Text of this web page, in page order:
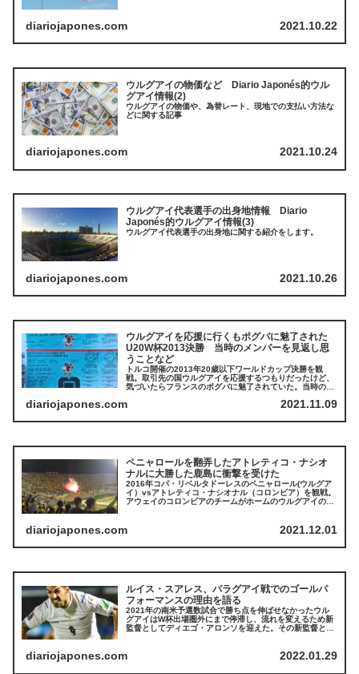
diariojapones.com 2021.10.22
ウルグアイの物価など Diario Japonés的ウル
グアイ情報(2)
ウルグアイの物価や、為替レート、現地での支払い方法な
どに関する記事
diariojapones.com 2021.10.24
ウルグアイ代表選手の出身地情報 Diario
Japonés的ウルグアイ情報(3)
ウルグアイ代表選手の出身地に関する紹介をします。
diariojapones.com 2021.10.26
ウルグアイを応援に行くもポグバに魅了された
U20W杯2013決勝 当時のメンバーを見返し思
うことなど
トルコ開催の2013年20歳以下ワールドカップ決勝を観
戦。取引先の国ウルグアイを応援するつもりだったけど、
気づいたらフランスのポグバに魅了されていた。当時のメ
しているわけでないことに気づく。
diariojapones.com 2021.11.09
ペニャロールを翻弄したアトレティコ・ナシオ
ナルに大勝した鹿島に衝撃を受けた
2016年コパ・リベルタドーレスのペニャロール(ウルグア
イ）vsアトレティコ・ナシオナル（コロンビア）を観戦。
アウェイのコロンビアのチームがホームのウルグアイの強
diariojapones.com 2021.12.01
ルイス・スアレス、パラグアイ戦でのゴールパ
フォーマンスの理由を語る
2021年の南米予選数試合で勝ち点を伸ばせなかったウル
グアイはW杯出場圏外にまで停滞し、流れを変えるため新
監督としてディエゴ・アロンソを迎えた。その新監督と臨
を浴びた。
diariojapones.com 2022.01.29